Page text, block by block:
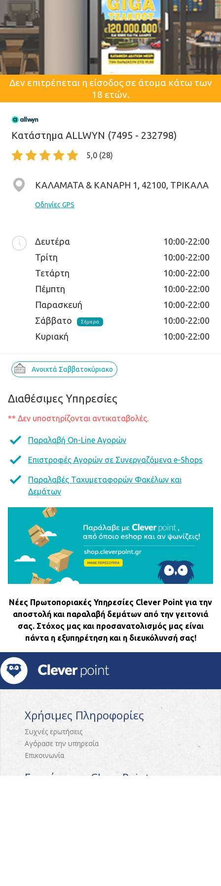
Δεν επιτρέπεται η είσοδος σε άτομα κάτω των
18 ετών.
Κατάστημα ALLWYN (7495 - 232798)
5,0 (28)
ΚΑΛΑΜΑΤΑ & ΚΑΝΑΡΗ 1, 42100, ΤΡΙΚΑΛΑ
Οδηγίες GPS
Δευτέρα
10:00-22:00
Τρίτη
10:00-22:00
Τετάρτη
10:00-22:00
Πέμπτη
10:00-22:00
Παρασκευή
10:00-22:00
Σάββατο
Σήμερα
10:00-22:00
Κυριακή
10:00-22:00
Ανοιχτά Σαββατοκύριακο
Διαθέσιμες Υπηρεσίες
** Δεν υποστηρίζονται αντικαταβολές.
Παραλαβή On-Line Αγορών
Επιστροφές Αγορών σε Συνεργαζόμενα e-Shops
Παραλαβές Ταχυμεταφορών Φακέλων και
Δεμάτων
Νέες Πρωτοποριακές Υπηρεσίες Clever Point για την
αποστολή και παραλαβή δεμάτων από την γειτονιά
σας. Στόχος μας και προσανατολισμός μας είναι
πάντα η εξυπηρέτηση και η διευκόλυνσή σας!
Χρήσιμες Πληροφορίες
Συχνές ερωτήσεις
Αγόρασε την υπηρεσία
Επικοινωνία
Γνωρίστε το CleverPoint